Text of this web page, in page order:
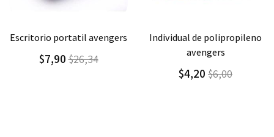
Agregar Detalle
individual de polipropileno
avengers
Agregar Detalle
morral grande avengers
$24,00$40,00